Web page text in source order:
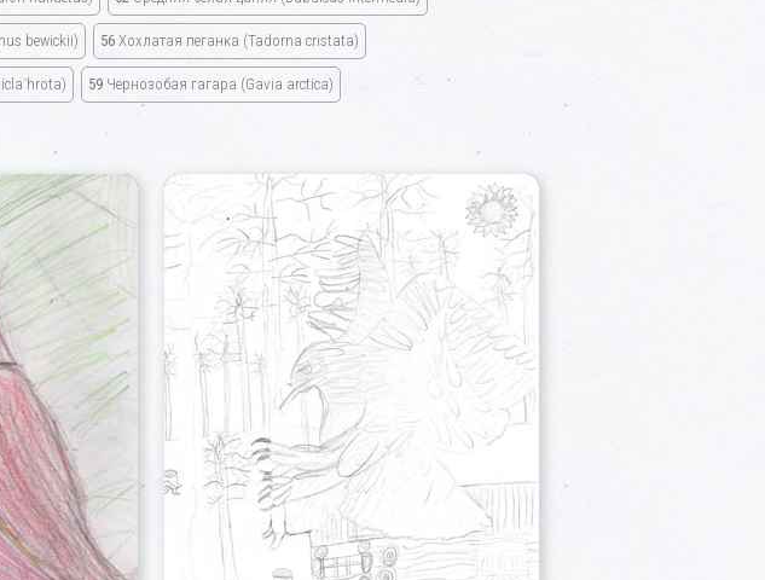
bewickii) 56 Хохлатая пеганка (Tadorna cristata)
hrota) 59 Чернозобая гагара (Gavia arctica)